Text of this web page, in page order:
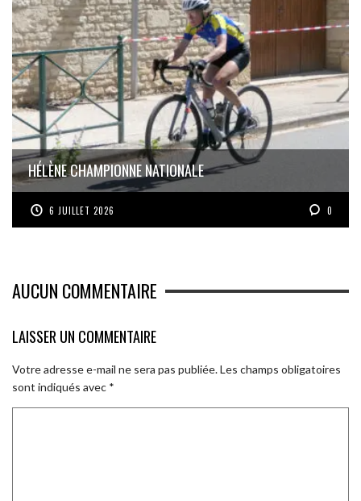
HÉLÈNE CHAMPIONNE NATIONALE
6 JUILLET 2026 0
AUCUN COMMENTAIRE
LAISSER UN COMMENTAIRE
Votre adresse e-mail ne sera pas publiée.Les champs obligatoires
sont indiqués avec *